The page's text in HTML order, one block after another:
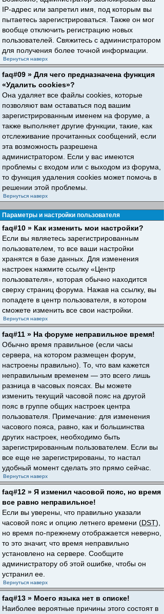
IP-адрес или запретил имя, под которым вы
пытаетесь зарегистрироваться. Также он мог
вообще отключить регистрацию новых
пользователей. Свяжитесь с администратором
для получения более точной информации.
Вернуться наверх
faq#09 » Для чего предназначена функция
«Удалить cookies»?
Она удаляет все файлы cookies, которые
позволяют вам оставаться под вашим
зарегистрированным именем на форуме, а
также выполняет другие функции, такие, как
отслеживание прочитанных сообщений, если
эта возможность разрешена
администратором. Если у вас имеются
проблемы с входом или с выходом из форума,
то функция удаления cookies может помочь в
решении этой проблемы.
Вернуться наверх
Параметры и настройки пользователя
faq#10 » Как изменить мои настройки?
Если вы являетесь зарегистрированным
пользователем, то все ваши настройки
хранятся в базе данных. Для изменения
настроек нажмите ссылку «Центр
пользователя», которая обычно находится
сверху страниц форума. Нажав на ссылку, вы
попадете в центр пользователя, в котором
сможете изменить все свои настройки.
Вернуться наверх
faq#11 » На форуме неправильное время!
Обычно время правильное (если часы
сервера, на котором размещен форум,
настроены правильно). То, что вам кажется
неправильным временем — это всего лишь
разница в часовых поясах. Вы можете
изменить текущий часовой пояс на другой
пояс в группе общих настроек центра
пользователя. Примечание: для изменения
часового пояса, равно, как и большинства
других настроек, необходимо быть
зарегистрированным пользователем. Если вы
все еще не зарегистрированы, то настал
удобный момент сделать это прямо сейчас.
Вернуться наверх
faq#12 » Я изменил часовой пояс, но время
все равно неправильное!
Если вы уверены, что правильно указали
часовой пояс и опцию летнего времени (DST),
но время по-прежнему отображается неверно,
то это значит, что время неправильно
установлено на сервере. Сообщите
администратору об этой ошибке, чтобы он
устранил ее.
Вернуться наверх
faq#13 » Моего языка нет в списке!
Наиболее вероятные причины этого состоят в